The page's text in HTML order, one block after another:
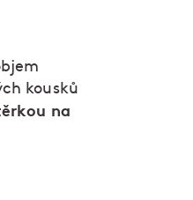
kousků
na